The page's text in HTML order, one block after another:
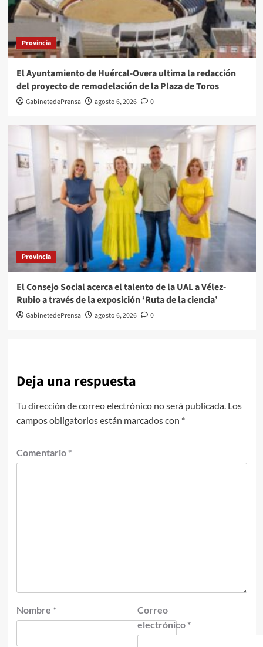
Provincia
El Ayuntamiento de Huércal-Overa ultima la redacción
del proyecto de remodelación de la Plaza de Toros
GabinetedePrensa agosto 6, 2026 0
Provincia
El Consejo Social acerca el talento de la UAL a Vélez-
Rubio a través de la exposición ‘Ruta de la ciencia’
GabinetedePrensa agosto 6, 2026 0
Deja una respuesta
Tu dirección de correo electrónico no será publicada. Los
campos obligatorios están marcados con *
Comentario *
Nombre *
Correo
electrónico *